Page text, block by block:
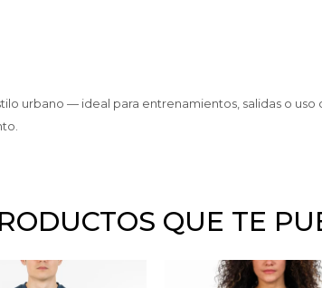
urbano — ideal para entrenamientos, salidas o uso
QUE TE